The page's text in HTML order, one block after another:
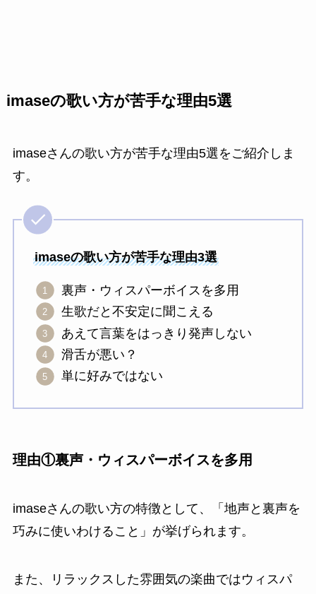
imaseの歌い方が苦手な理由5選
imaseさんの歌い方が苦手な理由5選をご紹介しま
す。
imaseの歌い方が苦手な理由3選
裏声・ウィスパーボイスを多用
生歌だと不安定に聞こえる
あえて言葉をはっきり発声しない
滑舌が悪い？
単に好みではない
理由①裏声・ウィスパーボイスを多用
imaseさんの歌い方の特徴として、「地声と裏声を
巧みに使いわけること」が挙げられます。
また、リラックスした雰囲気の楽曲ではウィスパ